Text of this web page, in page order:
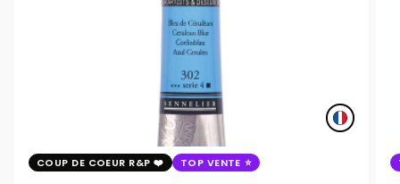
COUP DE COEUR R&P TOP VENTE